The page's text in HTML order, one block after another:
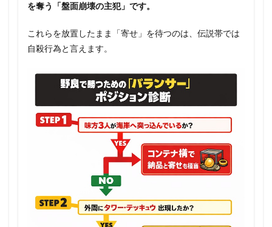
を奪う「盤面崩壊の主犯」です。
これらを放置したまま「寄せ」を待つのは、伝説帯では
自殺行為と言えます。